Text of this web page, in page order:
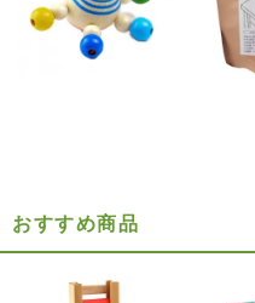
おすすめ商品